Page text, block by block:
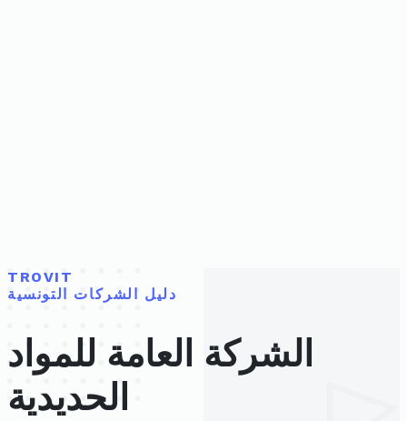
TROVIT
دليل الشركات التونسية
الشركة العامة للمواد
الحديدية